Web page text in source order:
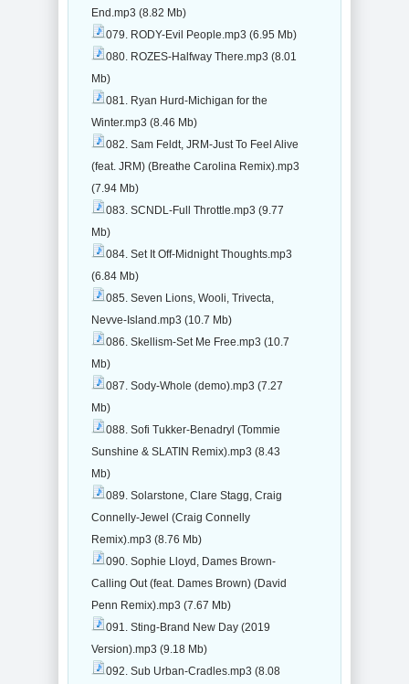
End.mp3 (8.82 Mb)
079. RODY-Evil People.mp3 (6.95 Mb)
080. ROZES-Halfway There.mp3 (8.01
Mb)
081. Ryan Hurd-Michigan for the
Winter.mp3 (8.46 Mb)
082. Sam Feldt, JRM-Just To Feel Alive
(feat. JRM) (Breathe Carolina Remix).mp3
(7.94 Mb)
083. SCNDL-Full Throttle.mp3 (9.77
Mb)
084. Set It Off-Midnight Thoughts.mp3
(6.84 Mb)
085. Seven Lions, Wooli, Trivecta,
Nevve-Island.mp3 (10.7 Mb)
086. Skellism-Set Me Free.mp3 (10.7
Mb)
087. Sody-Whole (demo).mp3 (7.27
Mb)
088. Sofi Tukker-Benadryl (Tommie
Sunshine & SLATIN Remix).mp3 (8.43
Mb)
089. Solarstone, Clare Stagg, Craig
Connelly-Jewel (Craig Connelly
Remix).mp3 (8.76 Mb)
090. Sophie Lloyd, Dames Brown-
Calling Out (feat. Dames Brown) (David
Penn Remix).mp3 (7.67 Mb)
091. Sting-Brand New Day (2019
Version).mp3 (9.18 Mb)
092. Sub Urban-Cradles.mp3 (8.08